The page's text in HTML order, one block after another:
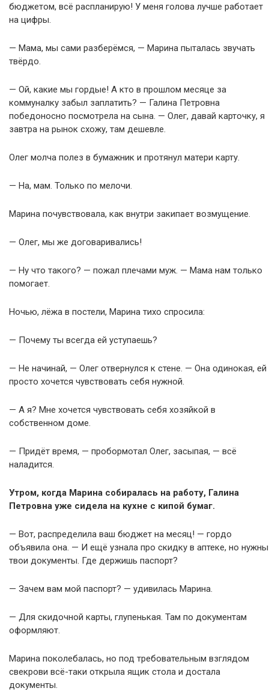
бюджетом, всё распланирую! У меня голова лучше работает
на цифры.
— Мама, мы сами разберёмся, — Марина пыталась звучать
твёрдо.
— Ой, какие мы гордые! А кто в прошлом месяце за
коммуналку забыл заплатить? — Галина Петровна
победоносно посмотрела на сына. — Олег, давай карточку, я
завтра на рынок схожу, там дешевле.
Олег молча полез в бумажник и протянул матери карту.
— На, мам. Только по мелочи.
Марина почувствовала, как внутри закипает возмущение.
— Олег, мы же договаривались!
— Ну что такого? — пожал плечами муж. — Мама нам только
помогает.
Ночью, лёжа в постели, Марина тихо спросила:
— Почему ты всегда ей уступаешь?
— Не начинай, — Олег отвернулся к стене. — Она одинокая, ей
просто хочется чувствовать себя нужной.
— А я? Мне хочется чувствовать себя хозяйкой в
собственном доме.
— Придёт время, — пробормотал Олег, засыпая, — всё
наладится.
Утром, когда Марина собиралась на работу, Галина
Петровна уже сидела на кухне с кипой бумаг.
— Вот, распределила ваш бюджет на месяц! — гордо
объявила она. — И ещё узнала про скидку в аптеке, но нужны
твои документы. Где держишь паспорт?
— Зачем вам мой паспорт? — удивилась Марина.
— Для скидочной карты, глупенькая. Там по документам
оформляют.
Марина поколебалась, но под требовательным взглядом
свекрови всё-таки открыла ящик стола и достала
документы.